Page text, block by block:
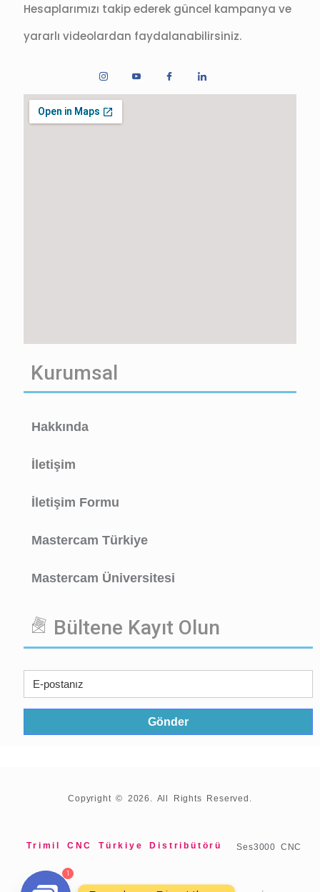
Hesaplarımızı takip ederek güncel kampanya ve
yararlı videolardan faydalanabilirsiniz.
Kurumsal
Hakkında
İletişim
İletişim Formu
Mastercam Türkiye
Mastercam Üniversitesi
Bültene Kayıt Olun
Copyright © 2026. All Rights Reserved.
Trimil CNC Türkiye Distribütörü
Mastercam Türkiye Distribütörü
Ses3000 CNC
1